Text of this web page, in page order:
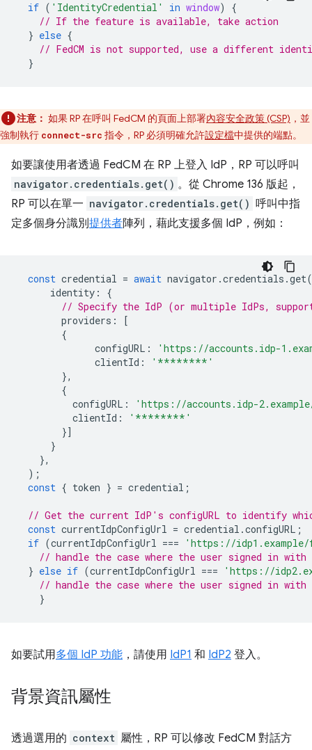
if ( 'IdentityCredential' in window)
{
// If the feature is available, take action
} else {
// FedCM is not supported, use a different
}
注意： 如果 RP 在呼叫 FedCM 的頁面上部署內容安全政策 (CSP) ，並
強制執行 connect-src 指令，RP 必須明確允許設定檔中提供的端點。
如要讓使用者透過 FedCM 在 RP 上登入 IdP，RP 可以呼叫
navigator.credentials.get() 。從 Chrome 136 版起，
RP 可以在單一 navigator.credentials.get() 呼叫中指
定多個身分識別提供者陣列，藉此支援多個 IdP，例如：
const credential = await navigator .credentials .get
identity :
{
// Specify the IdP (or multiple IdPs,
providers :
[
{
configURL :
'https://accounts.idp-
clientId :
'********'
},
{
configURL :
'https://accounts.idp-
clientId :
'********'
}]
}
},
);
const { token } = credential ;
// Get the current IdP's configURL to identify
const currentIdpConfigUrl = credential .configURL ;
if (currentIdpConfigUrl ===
'https://
// handle the case where the user signed in with
} else if (currentIdpConfigUrl ===
'https://
// handle the case where the user signed in with
}
如要試用多個 IdP 功能 ，請使用 IdP1 和 IdP2 登入。
背景資訊屬性
透過選用的 context 屬性，RP 可以修改 FedCM 對話方